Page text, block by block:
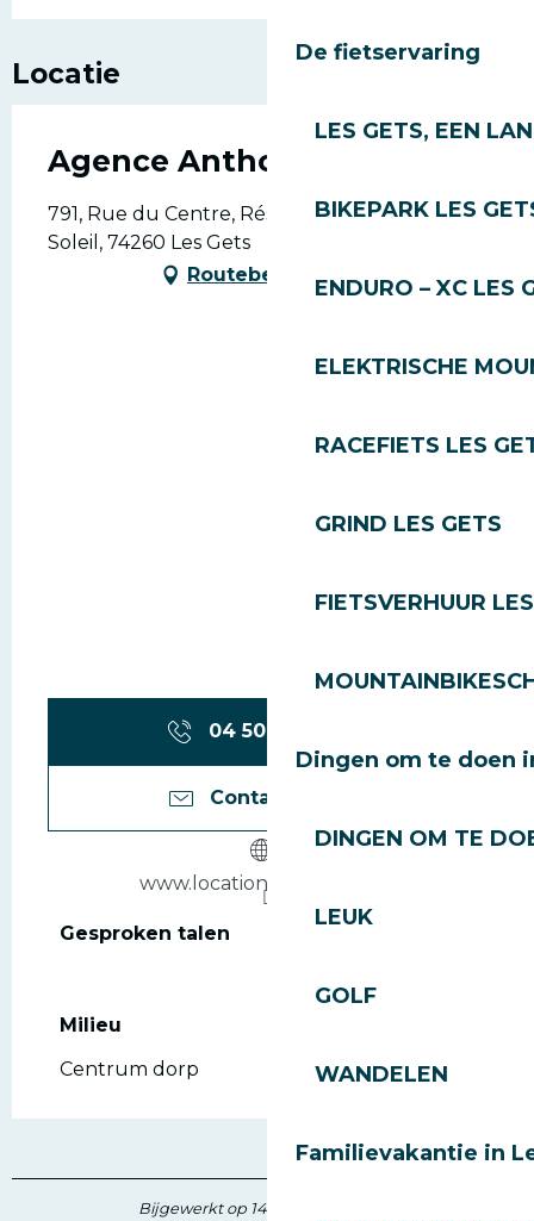
De fietservaring
LES GETS, EEN
BIKEPARK LES
ENDURO – XC LES
ELEKTRISCHE
RACEFIETS LES
GRIND LES GETS
FIETSVERHUUR
Dingen om te doen
DINGEN OM TE
LEUK
GOLF
WANDELEN
Familievakantie in
Locatie
Agence Anthonioz
791, Rue du Centre, Résidence Le Praz du
Soleil, 74260 Les Gets
Routebeschrijving
04 50 79 80
Contacteer ons
www.location-les-gets.com
Gesproken talen
Gesproken talen
Milieu
Milieu
Centrum dorp
Bijgewerkt op 14 april 2026 in 11:47